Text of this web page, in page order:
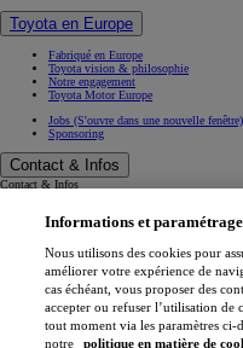
Toyota en Europe
Fabriqué en Europe
Toyota vision & philosophie
Notre engagement
Toyota Motor Europe
Jobs (S'ouvre dans une nouvelle fenêtre)
Sponsoring
Contact & Infos
Contact & Infos
Rendez-vous entretien
Contactez-nous
Support (FAQ)
Mentions légales
Vie privée
Data sharing
Cookies
Informations et paramétrage
Nous utilisons des cookies pour
améliorer votre expérience de
cas échéant, vous proposer des
accepter ou refuser l’utilisation de
tout moment via les paramètres ci-
notre
politique en matière de